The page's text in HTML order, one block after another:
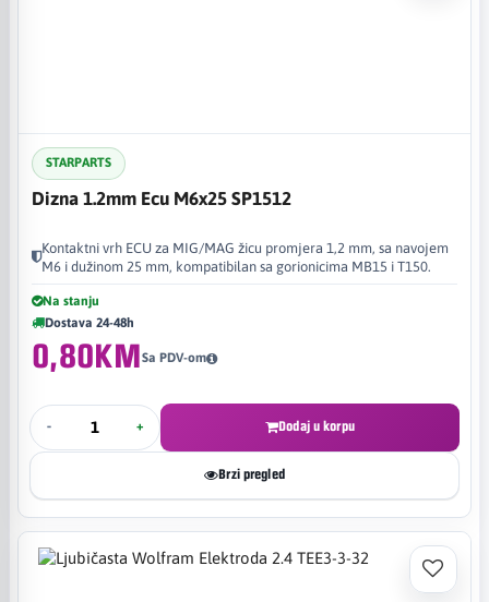
STARPARTS
Dizna 1.2mm Ecu M6x25 SP1512
Kontaktni vrh ECU za MIG/MAG žicu promjera 1,2 mm, sa navojem
M6 i dužinom 25 mm, kompatibilan sa gorionicima MB15 i T150.
Na stanju
Dostava 24-48h
0,80KMSa PDV-om
- + Dodaj u korpu
Brzi pregled